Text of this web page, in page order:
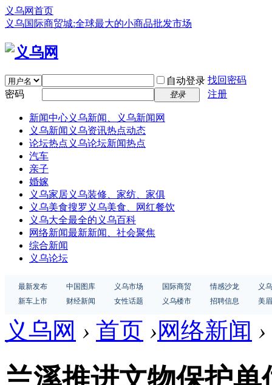
义乌网首页
义乌国际商贸城:全球最大的小商品批发市场
自动登录 找回密码
密码
登录 注册
新闻中心义乌新闻、义乌新闻网
义乌新闻 义乌资讯热点动态
论坛热点 义乌论坛新闻热点
汽车
亲子
婚嫁
义乌家居义乌装修、家纺、家俱
义乌美食搜罗义乌美食、网红餐饮
义乌大全最全的义乌百科
网络新闻最新新闻、社会聚焦
综合新闻
义乌论坛
最新发布 中国图库 义乌市场 国际商贸 情感沙龙
义
新车上市
财经新闻 女性话题 义乌楼市 招聘信息 美
义乌网 › 首页 ›网络新闻 ›